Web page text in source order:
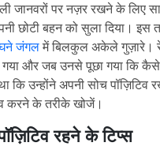
जानवरों पर नज़र रखने के लिए
छोटी बहन को सुला दिया। इस
जंगलमें बिलकुल अकेले गुज़ारे।
गया और जब उनसे पूछा गया कि
कि उन्होंने अपनी सोच पॉज़िटिव
करने के तरीके खोजें।
रहने के टिप्स